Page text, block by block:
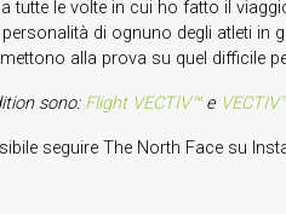
tutte le volte in cui ho fatto il
di ognuno degli atleti
alla prova su quel difficile
sono: Flight VECTIV™e
seguire The North Face su